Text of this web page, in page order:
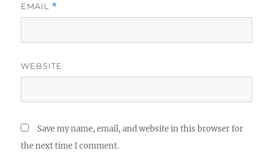
EMAIL *
WEBSITE
Save my name, email, and website in this browser for
the next time I comment.